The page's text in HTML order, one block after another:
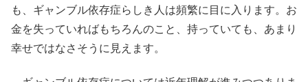
も、ギャンブル依存症らしき人は頻繁に目に入ります。お
金を失っていればもちろんのこと、持っていても、あまり
幸せではなさそうに見えます。